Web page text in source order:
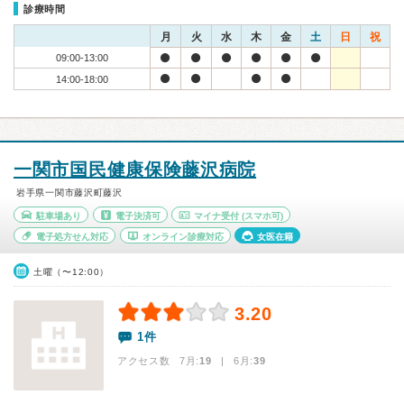
診療時間
月 火 水 木 金 土 日 祝
09:00-13:00
14:00-18:00
一関市国民健康保険藤沢病院
岩手県一関市藤沢町藤沢
駐車場あり 電子決済可 マイナ受付 (スマホ可)
電子処方せん対応 オンライン診療対応 女医在籍
土曜（〜12:00）
3.20
1件
アクセス数 7月:19 | 6月:39